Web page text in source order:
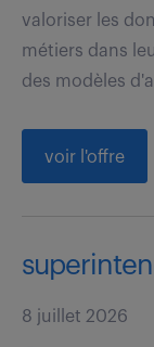
valoriser les
métiers dans
des modèles
voir l'offre
8 juillet 2026